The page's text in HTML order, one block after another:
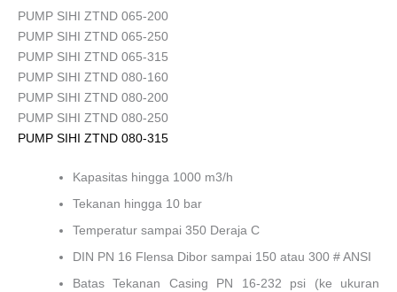
PUMP SIHI ZTND 065-200
PUMP SIHI ZTND 065-250
PUMP SIHI ZTND 065-315
PUMP SIHI ZTND 080-160
PUMP SIHI ZTND 080-200
PUMP SIHI ZTND 080-250
PUMP SIHI ZTND 080-315
Kapasitas hingga 1000 m3/h
Tekanan hingga 10 bar
Temperatur sampai 350 Deraja C
DIN PN 16 Flensa Dibor sampai 150 atau 300 # ANSI
Batas Tekanan Casing PN 16-232 psi (ke ukuran